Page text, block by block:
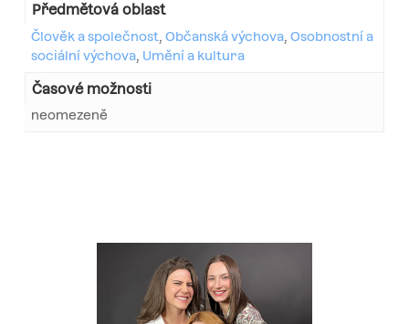
Předmětová oblast
Člověk a společnost, Občanská výchova, Osobnostní a
sociální výchova, Umění a kultura
Časové možnosti
neomezeně